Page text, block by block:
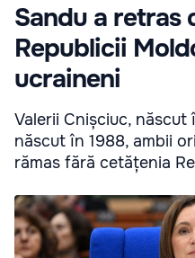
Sandu a retras
Republicii
ucraineni
Valerii Cnișciuc, născut
născut în 1988, ambii
rămas fără cetățenia